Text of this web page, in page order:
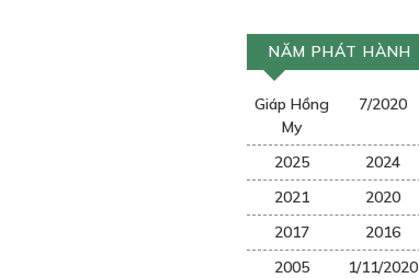
NĂM PHÁT HÀNH
Giáp Hồng
My
7/2020
2025 2024
2021
2020
2017
2016
2005
1/11/2020